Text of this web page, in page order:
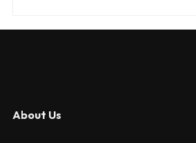
About Us